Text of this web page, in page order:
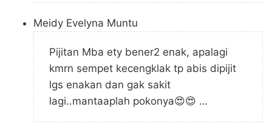
Meidy Evelyna Muntu
Pijitan Mba ety bener2 enak, apalagi
kmrn sempet kecengklak tp abis dipijit
lgs enakan dan gak sakit
lagi..mantaaplah pokonya😍😍 …